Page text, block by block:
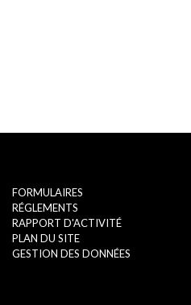
FORMULAIRES
RÉGLEMENTS
RAPPORT D'ACTIVITÉ
PLAN DU SITE
GESTION DES DONNÉES